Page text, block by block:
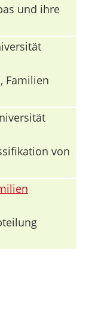
und ihre
Familien
von